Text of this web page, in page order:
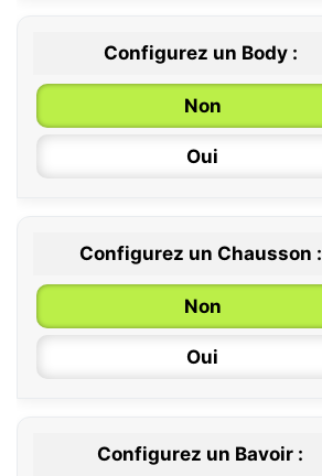
Configurez un Body :
Non
Oui
0 / 6 mois
6 / 12 mois
12 / 18 mois
Configurez un Chausson :
Non
Oui
Configurez un Bavoir :